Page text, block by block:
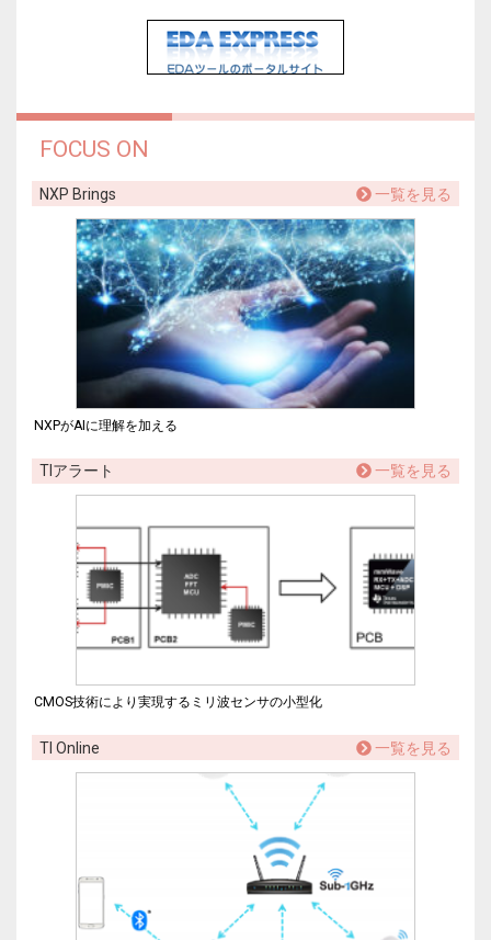
FOCUS ON
NXP Brings 一覧を見る
NXPがAIに理解を加える
TIアラート 一覧を見る
CMOS技術により実現するミリ波センサの小型化
TI Online 一覧を見る